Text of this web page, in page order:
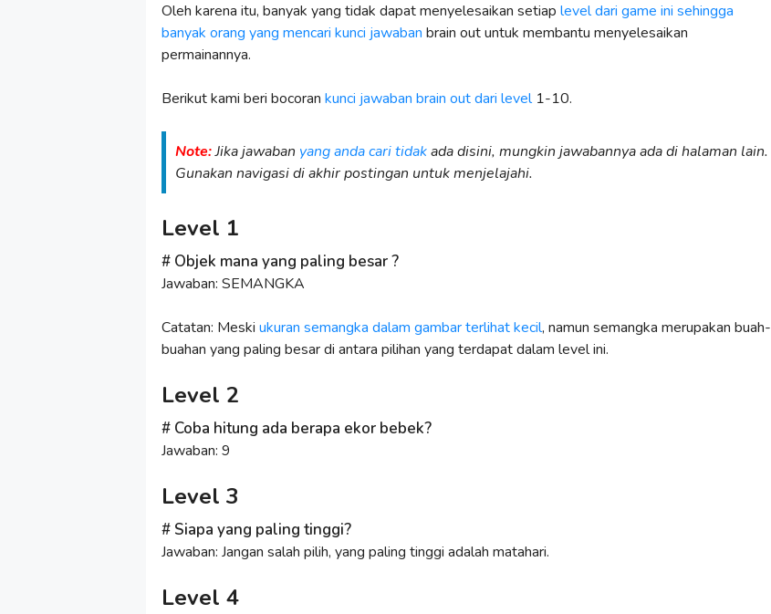
Oleh karena itu, banyak yang tidak dapat menyelesaikan setiap level dari game ini sehingga
banyak orang yang mencari kunci jawaban brain out untuk membantu menyelesaikan
permainannya.
Berikut kami beri bocoran kunci jawaban brain out dari level1-10.
Note:Jika jawaban yang anda cari tidakada disini, mungkin jawabannya ada di halaman lain.
Gunakan navigasi di akhir postingan untuk menjelajahi.
Level 1
Objek mana yang paling besar ?
Jawaban: SEMANGKA
Catatan: Meski ukuran semangka dalam gambar terlihat kecil, namun semangka merupakan buah-
buahan yang paling besar di antara pilihan yang terdapat dalam level ini.
Level 2
Coba hitung ada berapa ekor bebek?
Jawaban: 9
Level 3
Siapa yang paling tinggi?
Jawaban: Jangan salah pilih, yang paling tinggi adalah matahari.
Level 4